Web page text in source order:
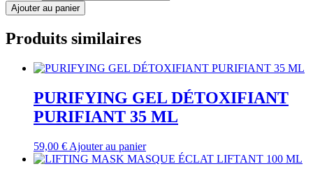
Ajouter au panier
Produits similaires
PURIFYING GEL DÉTOXIFIANT
PURIFIANT 35 ML
59,00 € Ajouter au panier